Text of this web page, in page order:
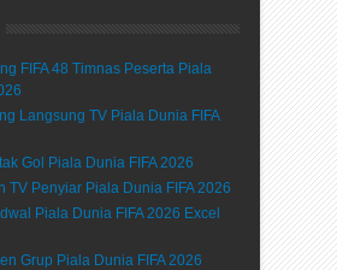
FIFA 48 Timnas Peserta Piala
Langsung TV Piala Dunia FIFA
Gol Piala Dunia FIFA 2026
TV Penyiar Piala Dunia FIFA 2026
Piala Dunia FIFA 2026 Excel
Grup Piala Dunia FIFA 2026